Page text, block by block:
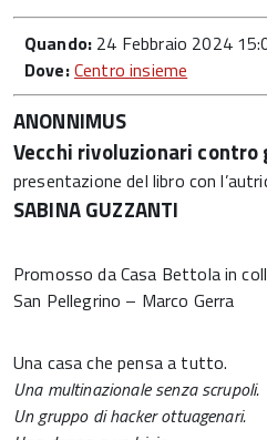
Quando: 24 Febbraio 2024
Dove:Centro insieme
ANONNIMUS
Vecchi rivoluzionari contro
presentazione del libro con
SABINA GUZZANTI
Promosso da Casa Bettola in
San Pellegrino – Marco Gerra
Una casa che pensa a tutto.
Una multinazionale senza scrupoli.
Un gruppo di hacker ottuagenari.